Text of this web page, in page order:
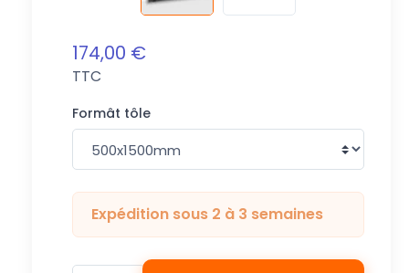
174,00 €
TTC
Formât tôle
Expédition sous 2 à 3 semaines